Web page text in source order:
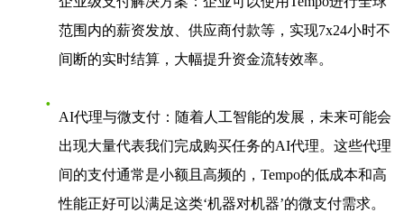
范围内的薪资发放、供应商付款等，实现7x24小时不
间断的实时结算，大幅提升资金流转效率。
AI代理与微支付 ：随着人工智能的发展，未来可能会
出现大量代表我们完成购买任务的AI代理。这些代理
间的支付通常是小额且高频的，Tempo的低成本和高
性能正好可以满足这类‘机器对机器’的微支付需求。